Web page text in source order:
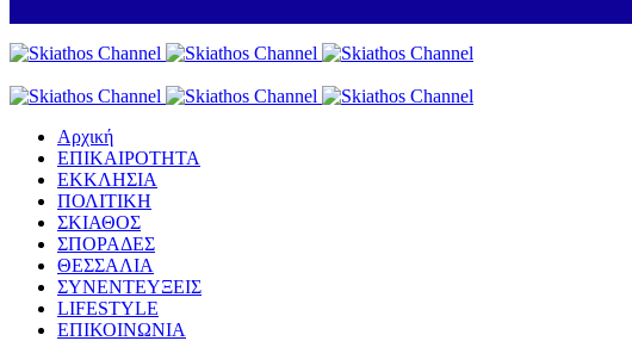
Αρχική
ΕΠΙΚΑΙΡΟΤΗΤΑ
ΕΚΚΛΗΣΙΑ
ΠΟΛΙΤΙΚΗ
ΣΚΙΑΘΟΣ
ΣΠΟΡΑΔΕΣ
ΘΕΣΣΑΛΙΑ
ΣΥΝΕΝΤΕΥΞΕΙΣ
LIFESTYLE
ΕΠΙΚΟΙΝΩΝΙΑ